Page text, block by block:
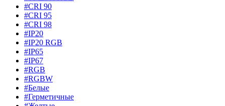
#CRI 90
#CRI 95
#CRI 98
#IP20
#IP20 RGB
#IP65
#IP67
#RGB
#RGBW
#Белые
#Герметичные